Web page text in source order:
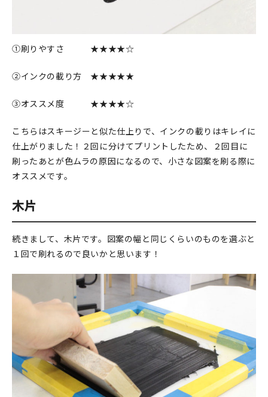
①刷りやすさ ★★★★☆
②インクの載り方 ★★★★★
③オススメ度 ★★★★☆
こちらはスキージーと似た仕上りで、インクの載りはキレイに
仕上がりました！２回に分けてプリントしたため、２回目に
刷ったあとが色ムラの原因になるので、小さな図案を刷る際に
オススメです。
木片
続きまして、木片です。図案の幅と同じくらいのものを選ぶと
１回で刷れるので良いかと思います！